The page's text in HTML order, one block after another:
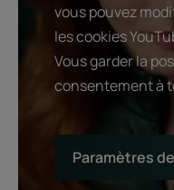
vous pouvez
les cookies
Vous garder la
consentement à
Paramètres